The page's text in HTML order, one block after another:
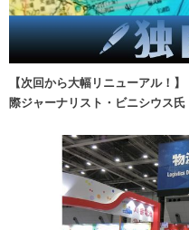
【次回から大幅リニューアル！
際ジャーナリスト・ビニシウス氏